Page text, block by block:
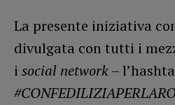
La presente iniziativa
divulgata con tutti i
i social network–